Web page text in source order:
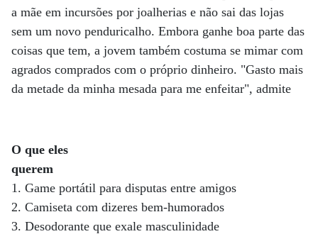
a mãe em incursões por joalherias e não sai das lojas
sem um novo penduricalho. Embora ganhe boa parte das
coisas que tem, a jovem também costuma se mimar com
agrados comprados com o próprio dinheiro. "Gasto mais
da metade da minha mesada para me enfeitar", admite
O que eles
querem
1. Game portátil para disputas entre amigos
2. Camiseta com dizeres bem-humorados
3. Desodorante que exale masculinidade